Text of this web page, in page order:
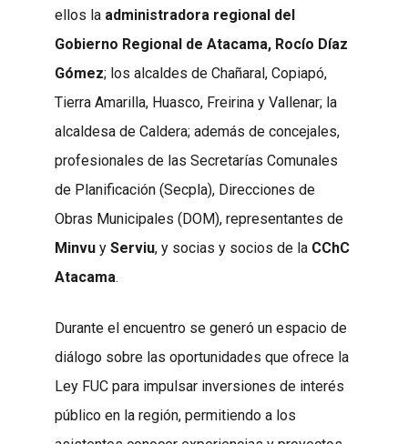
ellos la administradora regional del
Gobierno Regional de Atacama, Rocío Díaz
Gómez; los alcaldes de Chañaral, Copiapó,
Tierra Amarilla, Huasco, Freirina y Vallenar; la
alcaldesa de Caldera; además de concejales,
profesionales de las Secretarías Comunales
de Planificación (Secpla), Direcciones de
Obras Municipales (DOM), representantes de
Minvu y Serviu, y socias y socios de la CChC
Atacama.
Durante el encuentro se generó un espacio de
diálogo sobre las oportunidades que ofrece la
Ley FUC para impulsar inversiones de interés
público en la región, permitiendo a los